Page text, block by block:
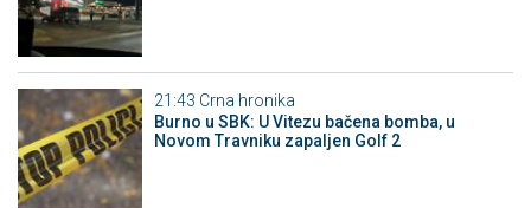
21:43 Crna hronika
Burno u SBK: U Vitezu bačena bomba, u
Novom Travniku zapaljen Golf 2